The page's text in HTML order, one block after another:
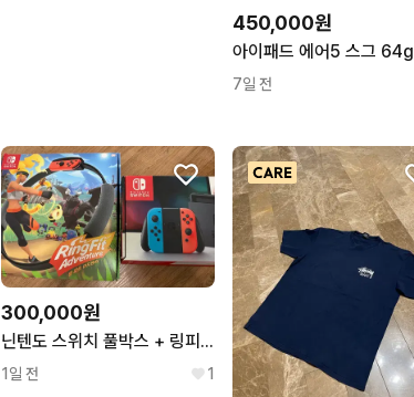
450,000원
아이패드 에어5 스그 64g
7일 전
300,000원
닌텐도 스위치 풀박스 + 링피트
1일 전 1